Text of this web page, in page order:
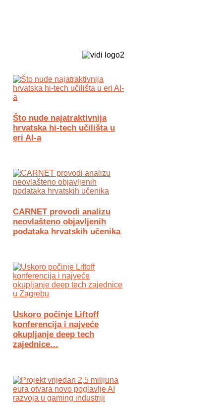
Što nude najatraktivnija
hrvatska hi-tech učilišta u
eri AI-a
CARNET provodi analizu
neovlašteno objavljenih
podataka hrvatskih učenika
Uskoro počinje Liftoff
konferencija i najveće
okupljanje deep tech
zajednice…